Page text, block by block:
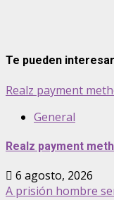
Te pueden interesar
Realz payment
General
Realz payment
6 agosto, 2026
A prisión hombre